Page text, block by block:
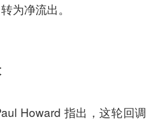
为净流出。
Howard 指出，这轮回调